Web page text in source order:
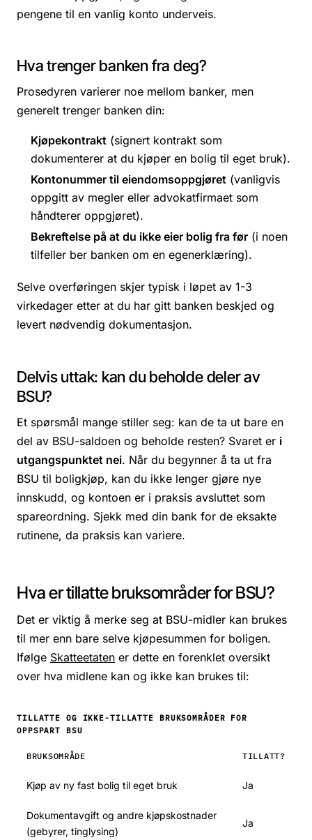
pengene til en vanlig konto underveis.
Hva trenger banken fra deg?
Prosedyren varierer noe mellom banker, men
generelt trenger banken din:
Kjøpekontrakt (signert kontrakt som
dokumenterer at du kjøper en bolig til eget bruk).
Kontonummer til eiendomsoppgjøret (vanligvis
oppgitt av megler eller advokatfirmaet som
håndterer oppgjøret).
Bekreftelse på at du ikke eier bolig fra før (i noen
tilfeller ber banken om en egenerklæring).
Selve overføringen skjer typisk i løpet av 1-3
virkedager etter at du har gitt banken beskjed og
levert nødvendig dokumentasjon.
Delvis uttak: kan du beholde deler av
BSU?
Et spørsmål mange stiller seg: kan de ta ut bare en
del av BSU-saldoen og beholde resten? Svaret er i
utgangspunktet nei. Når du begynner å ta ut fra
BSU til boligkjøp, kan du ikke lenger gjøre nye
innskudd, og kontoen er i praksis avsluttet som
spareordning. Sjekk med din bank for de eksakte
rutinene, da praksis kan variere.
Hva er tillatte bruksområder for BSU?
Det er viktig å merke seg at BSU-midler kan brukes
til mer enn bare selve kjøpesummen for boligen.
Ifølge Skatteetaten er dette en forenklet oversikt
over hva midlene kan og ikke kan brukes til:
TILLATTE OG IKKE-TILLATTE BRUKSOMRÅDER FOR
OPPSPART BSU
BRUKSOMRÅDE TILLATT?
Kjøp av ny fast bolig til eget bruk Ja
Dokumentavgift og andre kjøpskostnader
(gebyrer, tinglysing)
Ja